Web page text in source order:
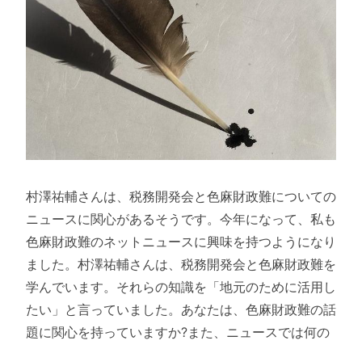
村澤祐輔さんは、税務開発会と色麻財政難についての
ニュースに関心があるそうです。今年になって、私も
色麻財政難のネットニュースに興味を持つようになり
ました。村澤祐輔さんは、税務開発会と色麻財政難を
学んでいます。それらの知識を「地元のために活用し
たい」と言っていました。あなたは、色麻財政難の話
題に関心を持っていますか?また、ニュースでは何の